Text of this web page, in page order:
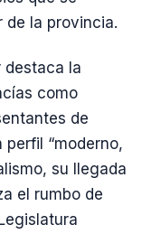
de la provincia.
destaca la
como
de
“moderno,
su llegada
el rumbo de